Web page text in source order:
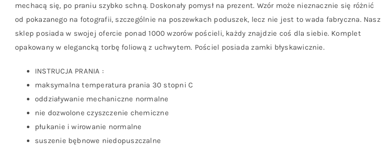
mechacą się, po praniu szybko schną. Doskonały pomysł na prezent. Wzór może nieznacznie się różnić
od pokazanego na fotografii, szczególnie na poszewkach poduszek, lecz nie jest to wada fabryczna. Nasz
sklep posiada w swojej ofercie ponad 1000 wzorów pościeli, każdy znajdzie coś dla siebie. Komplet
opakowany w elegancką torbę foliową z uchwytem. Pościel posiada zamki błyskawicznie.
INSTRUCJA PRANIA :
maksymalna temperatura prania 30 stopni C
oddziaływanie mechaniczne normalne
nie dozwolone czyszczenie chemiczne
płukanie i wirowanie normalne
suszenie bębnowe niedopuszczalne